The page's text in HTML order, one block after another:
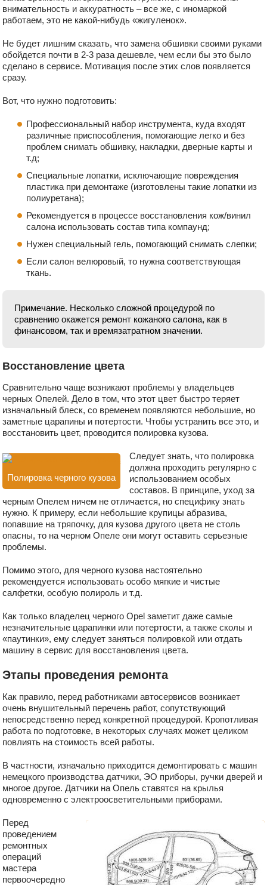
внимательность и аккуратность – все же, с иномаркой
работаем, это не какой-нибудь «жигуленок».
Не будет лишним сказать, что замена обшивки своими руками
обойдется почти в 2-3 раза дешевле, чем если бы это было
сделано в сервисе. Мотивация после этих слов появляется
сразу.
Вот, что нужно подготовить:
Профессиональный набор инструмента, куда входят
различные приспособления, помогающие легко и без
проблем снимать обшивку, накладки, дверные карты и
т.д;
Специальные лопатки, исключающие повреждения
пластика при демонтаже (изготовлены такие лопатки из
полиуретана);
Рекомендуется в процессе восстановления кож/винил
салона использовать состав типа компаунд;
Нужен специальный гель, помогающий снимать слепки;
Если салон велюровый, то нужна соответствующая
ткань.
Примечание. Несколько сложной процедурой по
сравнению окажется ремонт кожаного салона, как в
финансовом, так и времязатратном значении.
Восстановление цвета
Сравнительно чаще возникают проблемы у владельцев
черных Опелей. Дело в том, что этот цвет быстро теряет
изначальный блеск, со временем появляются небольшие, но
заметные царапины и потертости. Чтобы устранить все это, и
восстановить цвет, проводится полировка кузова.
Полировка черного кузова
Следует знать, что полировка
должна проходить регулярно с
использованием особых
составов. В принципе, уход за
черным Опелем ничем не отличается, но специфику знать
нужно. К примеру, если небольшие крупицы абразива,
попавшие на тряпочку, для кузова другого цвета не столь
опасны, то на черном Опеле они могут оставить серьезные
проблемы.
Помимо этого, для черного кузова настоятельно
рекомендуется использовать особо мягкие и чистые
салфетки, особую полироль и т.д.
Как только владелец черного Opel заметит даже самые
незначительные царапинки или потертости, а также сколы и
«паутинки», ему следует заняться полировкой или отдать
машину в сервис для восстановления цвета.
Этапы проведения ремонта
Как правило, перед работниками автосервисов возникает
очень внушительный перечень работ, сопутствующий
непосредственно перед конкретной процедурой. Кропотливая
работа по подготовке, в некоторых случаях может целиком
повлиять на стоимость всей работы.
В частности, изначально приходится демонтировать с машин
немецкого производства датчики, ЭО приборы, ручки дверей и
многое другое. Датчики на Опель ставятся на крылья
одновременно с электроосветительными приборами.
Перед
проведением
ремонтных
операций
мастера
первоочередно